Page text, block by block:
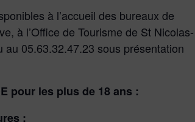
à l’accueil des bureaux de
à l’Office de Tourisme de St Nicolas-
05.63.32.47.23 sous présentation
pour les plus de 18 ans :
;